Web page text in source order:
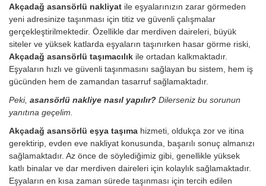
Akçadağ asansörlü nakliyat ile eşyalarınızın zarar görmeden
yeni adresinize taşınması için titiz ve güvenli çalışmalar
gerçekleştirilmektedir. Özellikle dar merdiven daireleri, büyük
siteler ve yüksek katlarda eşyaların taşınırken hasar görme riski,
Akçadağ asansörlü taşımacılık ile ortadan kalkmaktadır.
Eşyaların hızlı ve güvenli taşınmasını sağlayan bu sistem, hem iş
gücünden hem de zamandan tasarruf sağlamaktadır.
Peki, asansörlü nakliye nasıl yapılır? Dilerseniz bu sorunun
yanıtına geçelim.
Akçadağ asansörlü eşya taşıma hizmeti, oldukça zor ve itina
gerektirip, evden eve nakliyat konusunda, başarılı sonuç almanızı
sağlamaktadır. Az önce de söylediğimiz gibi, genellikle yüksek
katlı binalar ve dar merdiven daireleri için kolaylık sağlamaktadır.
Eşyaların en kısa zaman sürede taşınması için tercih edilen